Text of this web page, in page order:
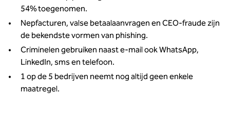
54% toegenomen.
Nepfacturen, valse betaalaanvragen en CEO-fraude zijn
de bekendste vormen van phishing.
Criminelen gebruiken naast e-mail ook WhatsApp,
LinkedIn, sms en telefoon.
1 op de 5 bedrijven neemt nog altijd geen enkele
maatregel.